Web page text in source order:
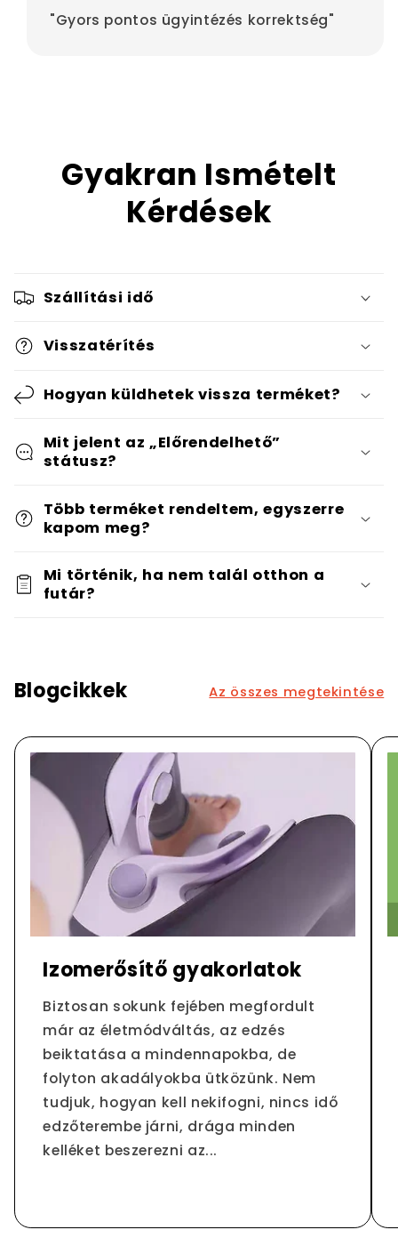
"Gyors pontos ügyintézés korrektség"
Gyakran Ismételt
Kérdések
Szállítási idő
Visszatérítés
Hogyan küldhetek vissza terméket?
Mit jelent az „Előrendelhető”
státusz?
Több terméket rendeltem, egyszerre
kapom meg?
Mi történik, ha nem talál otthon a
futár?
Blogcikkek Az összes megtekintése
Izomerősítő gyakorlatok
Biztosan sokunk fejében megfordult
már az életmódváltás, az edzés
beiktatása a mindennapokba, de
folyton akadályokba ütközünk. Nem
tudjuk, hogyan kell nekifogni, nincs idő
edzőterembe járni, drága minden
kelléket beszerezni az...